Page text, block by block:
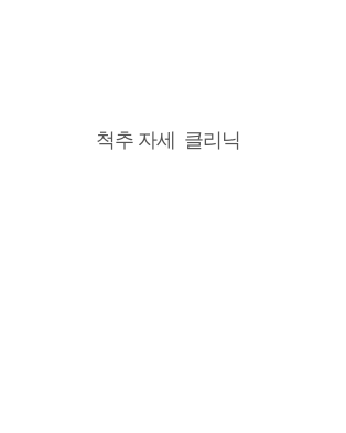
척추 자세 클리닉
온